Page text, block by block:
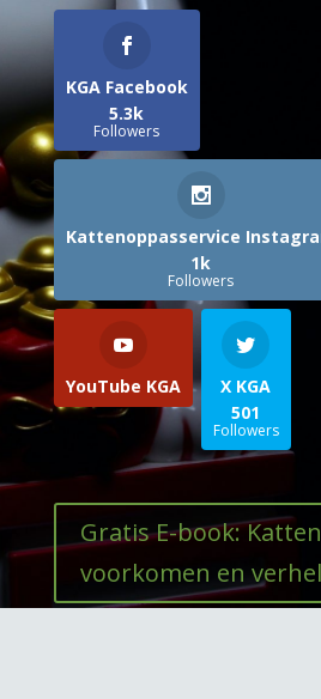
KGA Facebook
5.3k
Followers
Kattenoppasservice
1k
Followers
YouTube KGA
X KGA
501
Followers
Gratis E-book:
voorkomen en